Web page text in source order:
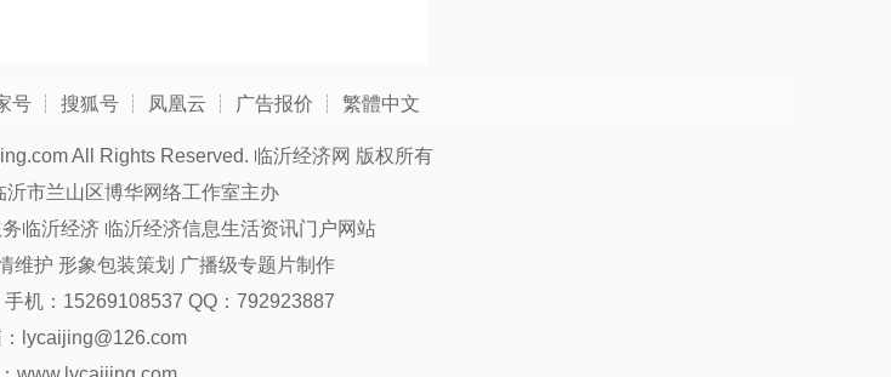
号 ┊ 搜狐号 ┊ 凤凰云 ┊ 广告报价 ┊ 繁體中文
All Rights Reserved. 临沂经济网 版权所有
沂市兰山区博华网络工作室主办
临沂经济 临沂经济信息生活资讯门户网站
维护 形象包装策划 广播级专题片制作
机：15269108537 QQ：792923887
lycaijing@126.com